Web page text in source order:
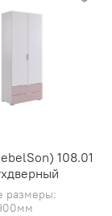
108.01
размеры: